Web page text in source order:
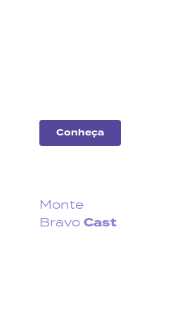
Conheça
Monte
Bravo Cast